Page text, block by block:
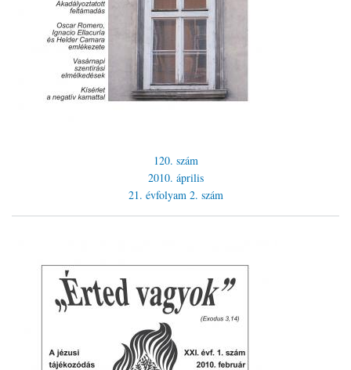
120. szám
2010. április
21. évfolyam 2. szám